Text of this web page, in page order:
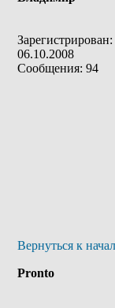
Зарегистрирован:
06.10.2008
Сообщения: 94
Вернуться к
Pronto